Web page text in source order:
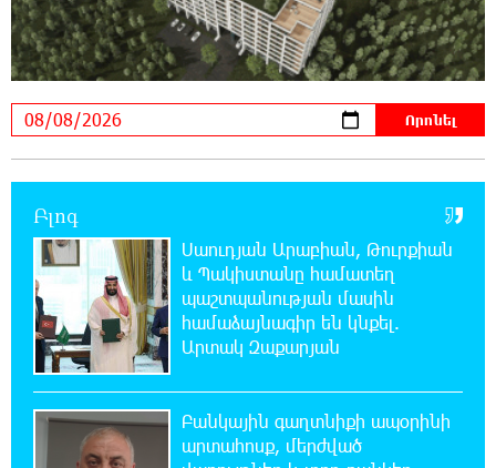
23:41:24 7-08-2026
Երևանյան լճում իրականացվել են մաքրման
աշխատանքներ
Էտնա հրաբուխը
Պայթյուն՝ Իրանում․ հաղորդվում է զոհերի
ու վիրավորների մասին
22:40:18 7-08-2026
«Ռեալը» հայտարարել է Դիոմանդեի
տրանսֆերի մասին
22:21:15 7-08-2026
Բլոգ
Սաուդյան Արաբիան, Թուրքիան
և Պակիստանը համատեղ
պաշտպանության մասին
համաձայնագիր են կնքել.
Արտակ Զաքարյան
Բանկային գաղտնիքի ապօրինի
արտահոսք, մերժված